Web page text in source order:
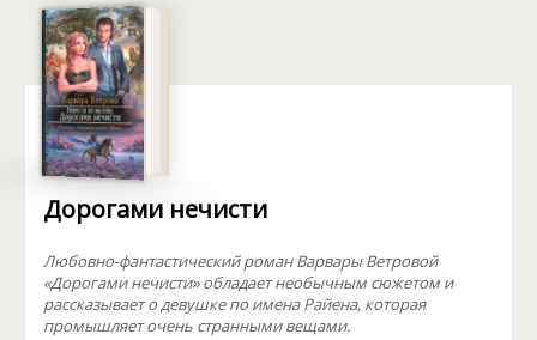
Дорогами нечисти
Любовно-фантастический роман Варвары Ветровой
«Дорогами нечисти» обладает необычным сюжетом и
рассказывает о девушке по имена Райена, которая
промышляет очень странными вещами.